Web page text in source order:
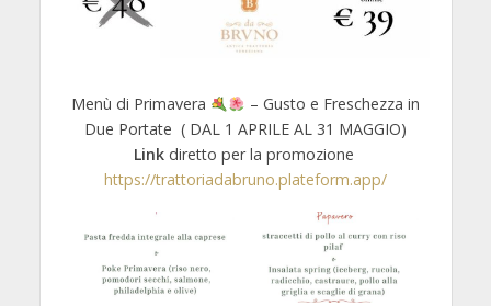
Menù di Primavera
– Gusto e Freschezza in
Due Portate ( DAL 1 APRILE AL 31 MAGGIO)
Linkdiretto per la promozione
https://trattoriadabruno.plateform.app/